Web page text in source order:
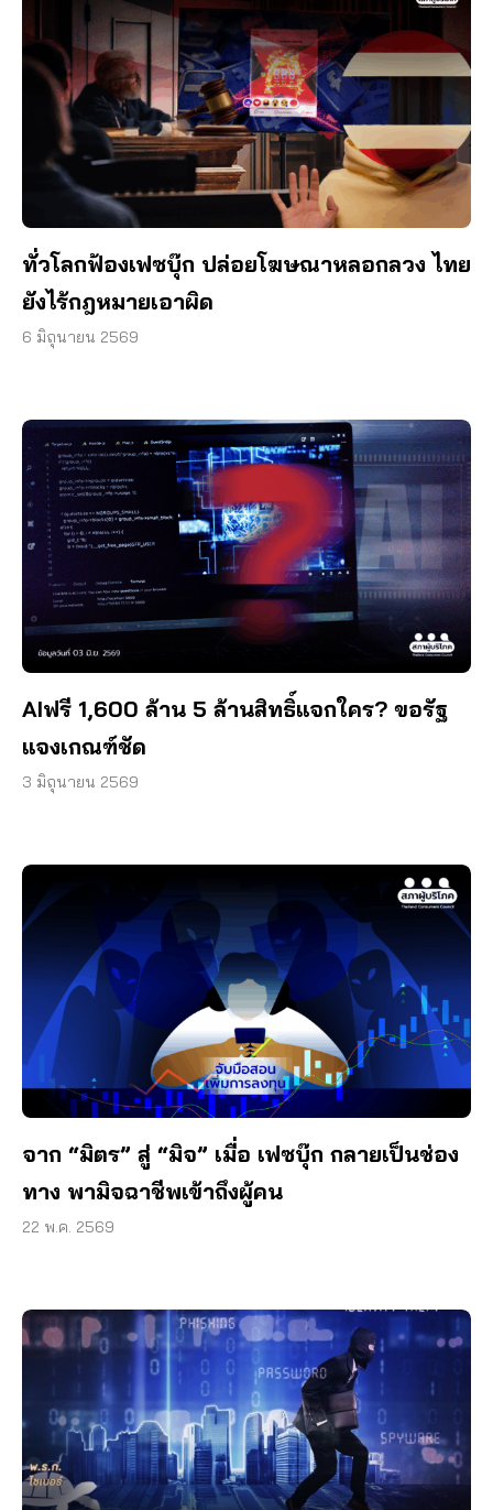
ทั่วโลกฟ้องเฟซบุ๊ก ปล่อยโฆษณาหลอกลวง ไทย
ยังไร้กฎหมายเอาผิด
6 มิถุนายน 2569
AIฟรี 1,600 ล้าน 5 ล้านสิทธิ์แจกใคร? ขอรัฐ
แจงเกณฑ์ชัด
3 มิถุนายน 2569
จาก “มิตร” สู่ “มิจ” เมื่อ เฟซบุ๊ก กลายเป็นช่อง
ทาง พามิจฉาชีพเข้าถึงผู้คน
22 พ.ค. 2569